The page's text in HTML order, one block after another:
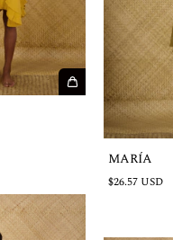
MARÍA
$26.57 USD